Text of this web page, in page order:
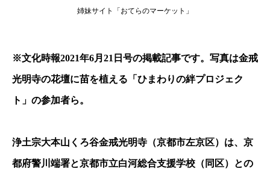
姉妹サイト「おてらのマーケット」
※文化時報2021年6月21日号の掲載記事です。写真は金戒
光明寺の花壇に苗を植える「ひまわりの絆プロジェク
ト」の参加者ら。
浄土宗大本山くろ谷金戒光明寺（京都市左京区）は、京
都府警川端署と京都市立白河総合支援学校（同区）との